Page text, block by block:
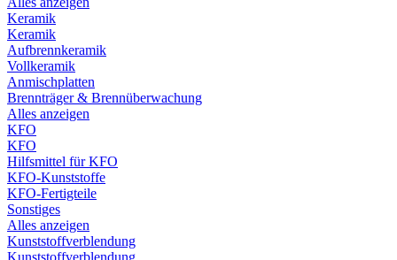
Keramik
Keramik
Aufbrennkeramik
Vollkeramik
Anmischplatten
Brennträger & Brennüberwachung
Alles anzeigen
KFO
KFO
Hilfsmittel für KFO
KFO-Kunststoffe
KFO-Fertigteile
Sonstiges
Alles anzeigen
Kunststoffverblendung
Kunststoffverblendung